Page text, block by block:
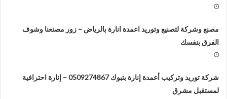
مصنع وشركة لتصنيع وتوريد اعمدة انارة بالرياض – زور مصنعنا وشوف
الفرق بنفسك
شركة توريد وتركيب أعمدة إنارة بتبوك 0509274867 – إنارة احترافية
لمستقبل مشرق